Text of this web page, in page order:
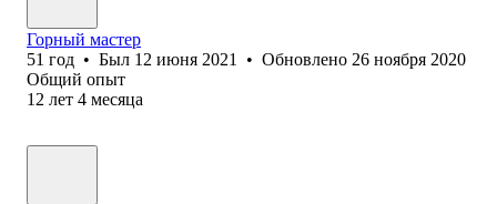
Горный мастер
51 год • Был 12 июня 2021 • Обновлено 26 ноября 2020
Общий опыт
12 лет 4 месяца